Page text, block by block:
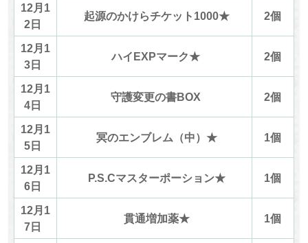
12月1
2日
起源のかけらチケット1000★ 2個
12月1
3日
ハイEXPマーク★ 2個
12月1
4日
守護変更の書BOX 2個
12月1
5日
冥のエンブレム（中）★ 1個
12月1
6日
P.S.Cマスターポーション★ 1個
12月1
7日
貫通増加薬★ 1個